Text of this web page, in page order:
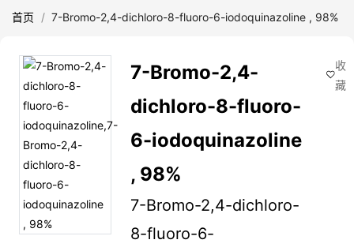
首页 / 7-Bromo-2,4-dichloro-8-fluoro-6-iodoquinazoline , 98%
7-Bromo-2,4-
dichloro-8-fluoro-
6-iodoquinazoline
, 98%
7-Bromo-2,4-dichloro-
8-fluoro-6-
收
藏